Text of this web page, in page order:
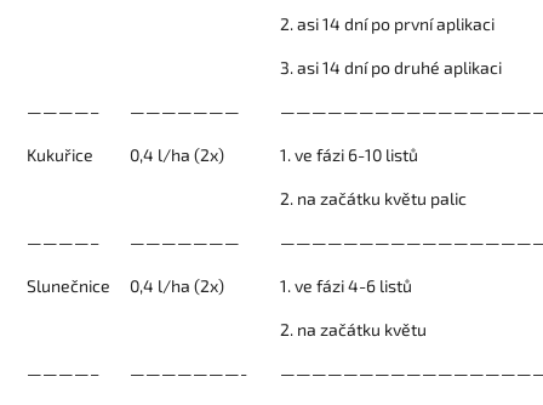
2. asi 14 dní po první aplikaci
3. asi 14 dní po druhé aplikaci
————– ———————
Kukuřice 0,4 l/ha (2x) 1. ve fázi 6-10 listů
2. na začátku květu palic
————– ———————
Slunečnice 0,4 l/ha (2x) 1. ve fázi 4-6 listů
2. na začátku květu
————– ———————-